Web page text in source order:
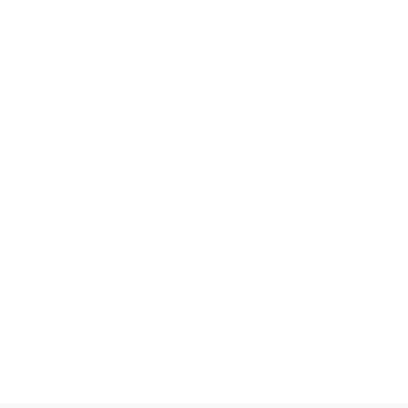
e Alças Reguláveis